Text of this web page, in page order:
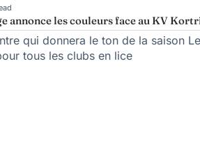
annonce les couleurs face au KV
qui donnera le ton de la saison
tous les clubs en lice